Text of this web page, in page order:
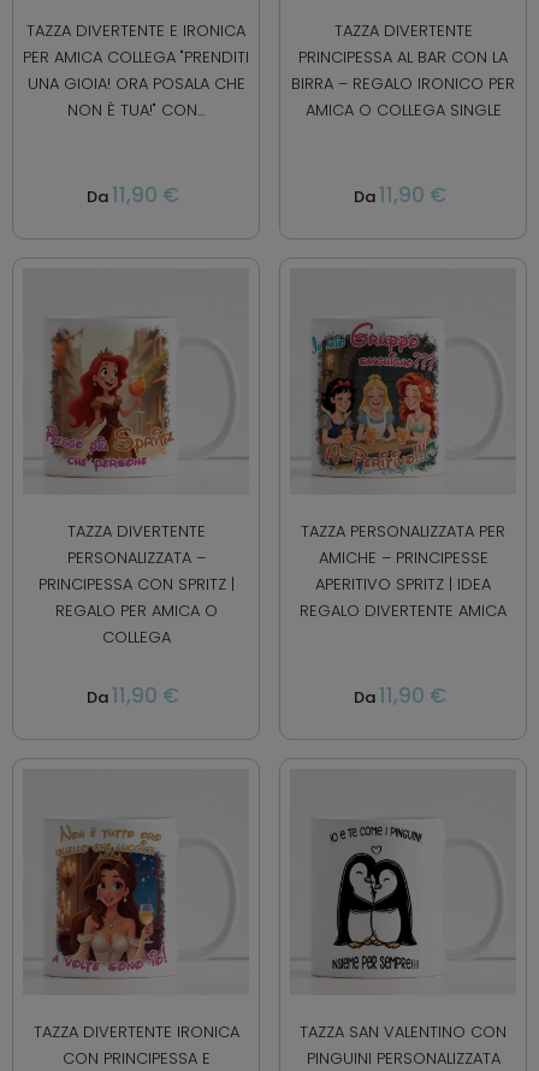
TAZZA DIVERTENTE E IRONICA
PER AMICA COLLEGA "PRENDITI
UNA GIOIA! ORA POSALA CHE
NON È TUA!" CON...
Da11,90 €
TAZZA DIVERTENTE
PRINCIPESSA AL BAR CON LA
BIRRA – REGALO IRONICO PER
AMICA O COLLEGA SINGLE
Da11,90 €
TAZZA DIVERTENTE
PERSONALIZZATA –
PRINCIPESSA CON SPRITZ |
REGALO PER AMICA O
COLLEGA
Da11,90 €
TAZZA PERSONALIZZATA PER
AMICHE – PRINCIPESSE
APERITIVO SPRITZ | IDEA
REGALO DIVERTENTE AMICA
Da11,90 €
TAZZA DIVERTENTE IRONICA
CON PRINCIPESSA E
TAZZA SAN VALENTINO CON
PINGUINI PERSONALIZZATA